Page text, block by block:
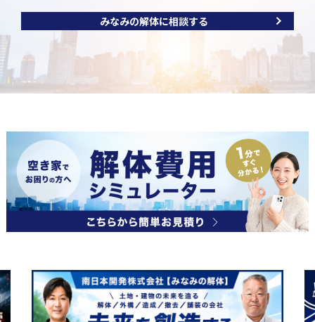
みなみの解体に相談する